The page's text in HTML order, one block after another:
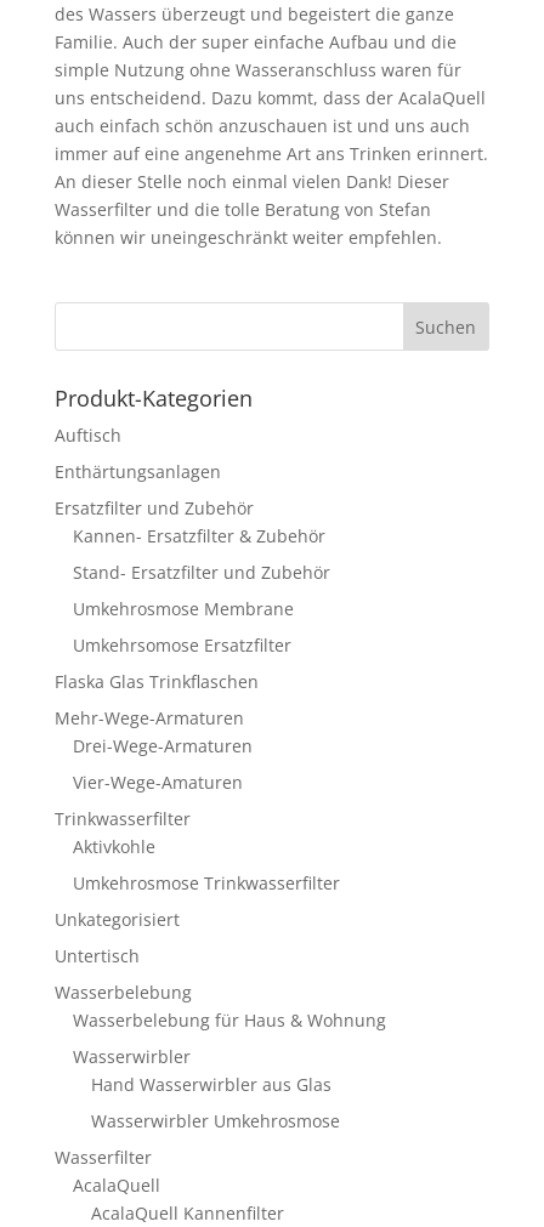
des Wassers überzeugt und begeistert die ganze
Familie. Auch der super einfache Aufbau und die
simple Nutzung ohne Wasseranschluss waren für
uns entscheidend. Dazu kommt, dass der AcalaQuell
auch einfach schön anzuschauen ist und uns auch
immer auf eine angenehme Art ans Trinken erinnert.
An dieser Stelle noch einmal vielen Dank! Dieser
Wasserfilter und die tolle Beratung von Stefan
können wir uneingeschränkt weiter empfehlen.
Produkt-Kategorien
Auftisch
Enthärtungsanlagen
Ersatzfilter und Zubehör
Kannen- Ersatzfilter & Zubehör
Stand- Ersatzfilter und Zubehör
Umkehrosmose Membrane
Umkehrsomose Ersatzfilter
Flaska Glas Trinkflaschen
Mehr-Wege-Armaturen
Drei-Wege-Armaturen
Vier-Wege-Amaturen
Trinkwasserfilter
Aktivkohle
Umkehrosmose Trinkwasserfilter
Unkategorisiert
Untertisch
Wasserbelebung
Wasserbelebung für Haus & Wohnung
Wasserwirbler
Hand Wasserwirbler aus Glas
Wasserwirbler Umkehrosmose
Wasserfilter
AcalaQuell
AcalaQuell Kannenfilter